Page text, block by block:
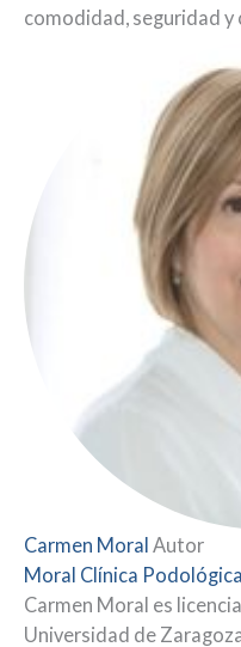
comodidad, seguridad y
Carmen Moral Autor
Moral Clínica Podológica
Carmen Moral es
Universidad de